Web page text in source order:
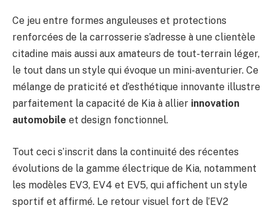
Ce jeu entre formes anguleuses et protections
renforcées de la carrosserie s’adresse à une clientèle
citadine mais aussi aux amateurs de tout-terrain léger,
le tout dans un style qui évoque un mini-aventurier. Ce
mélange de praticité et d’esthétique innovante illustre
parfaitement la capacité de Kia à allier innovation
automobile et design fonctionnel.
Tout ceci s’inscrit dans la continuité des récentes
évolutions de la gamme électrique de Kia, notamment
les modèles EV3, EV4 et EV5, qui affichent un style
sportif et affirmé. Le retour visuel fort de l’EV2